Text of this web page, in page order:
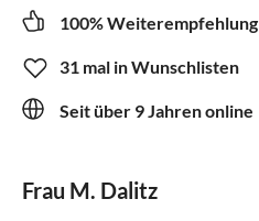
100% Weiterempfehlung
31 mal in Wunschlisten
Seit über 9 Jahren online
Frau M. Dalitz